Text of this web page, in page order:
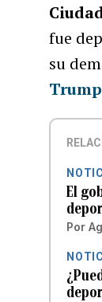
fue
su
Trump
El
Por